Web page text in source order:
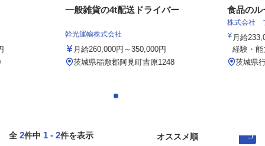
一般雑貨の4t配送ドライバー
幹光運輸株式会社
月給260,000円～350,000円
茨城県稲敷郡阿見町吉原1248
食品のル
株式会社
月給
経験・
茨城県
全 2件中 1 - 2件を表示